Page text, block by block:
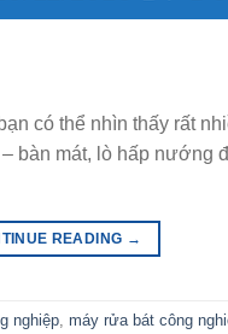
có thể nhìn thấy rất
bàn mát, lò hấp
READING →
nghiệp, máy rửa bát công